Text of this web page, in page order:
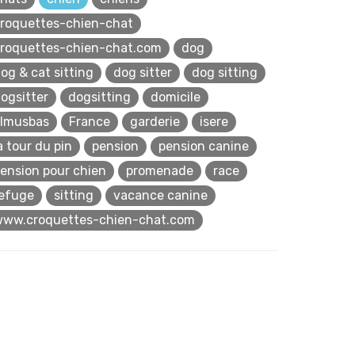
chien-chat
chien-chat.com
dog
& cat sitting
dog sitter
dog sitting
dogsitting
domicile
France garderie
isere
tour du pin
pension
pension canine
pour chien
promenade
race
sitting
vacance canine
chien-chat.com